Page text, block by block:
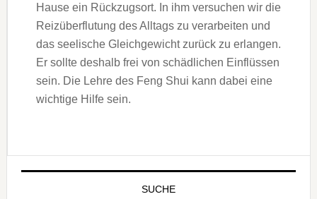
Hause ein Rückzugsort. In ihm versuchen wir die
Reizüberflutung des Alltags zu verarbeiten und
das seelische Gleichgewicht zurück zu erlangen.
Er sollte deshalb frei von schädlichen Einflüssen
sein. Die Lehre des Feng Shui kann dabei eine
wichtige Hilfe sein.
SUCHE